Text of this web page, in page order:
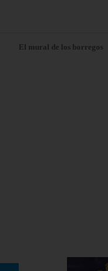
El mural de los borregos